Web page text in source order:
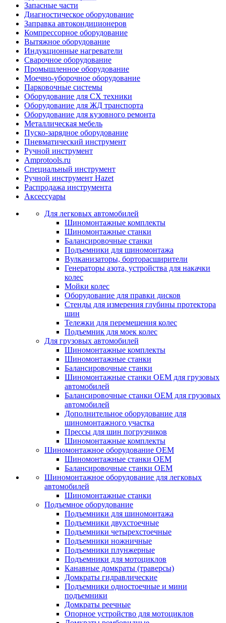
Запасные части
Диагностическое оборудование
Заправка автокондиционеров
Компрессорное оборудование
Вытяжное оборудование
Индукционные нагреватели
Сварочное оборудование
Промышленное оборудование
Моечно-уборочное оборудование
Парковочные системы
Оборудование для СХ техники
Оборудование для ЖД транспорта
Оборудование для кузовного ремонта
Металлическая мебель
Пуско-зарядное оборудование
Пневматический инструмент
Ручной инструмент
Amprotools.ru
Специальный инструмент
Ручной инструмент Hazet
Распродажа инструмента
Аксессуары
Для легковых автомобилей
Шиномонтажные комплекты
Шиномонтажные станки
Балансировочные станки
Подъемники для шиномонтажа
Вулканизаторы, борторасширители
Генераторы азота, устройства для накачки
колес
Мойки колес
Оборудование для правки дисков
Стенды для измерения глубины протектора
шин
Тележки для перемещения колес
Подъемник для моек колеc
Для грузовых автомобилей
Шиномонтажные комплекты
Шиномонтажные станки
Балансировочные станки
Шиномонтажные станки ОЕМ для грузовых
автомобилей
Балансировочные станки ОЕМ для грузовых
автомобилей
Дополнительное оборудование для
шиномонтажного участка
Прессы для шин погрузчиков
Шиномонтажные комплекты
Шиномонтажное оборудование ОЕМ
Шиномонтажные станки ОЕМ
Балансировочные станки ОЕМ
Шиномонтажное оборудование для легковых
автомобилей
Шиномонтажные станки
Подъемное оборудование
Подъемники для шиномонтажа
Подъемники двухстоечные
Подъемники четырехстоечные
Подъемники ножничные
Подъемники плунжерные
Подъемники для мотоциклов
Канавные домкраты (траверсы)
Домкраты гидравлические
Подъемники одностоечные и мини
подъемники
Домкраты реечные
Опорное устройство для мотоциклов